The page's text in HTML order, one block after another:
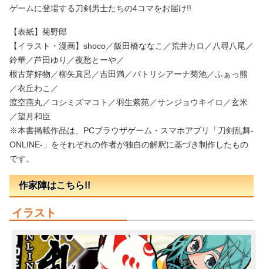
ゲームに登場する刀剣男士たちの4コマをお届け!!
【表紙】菊野郎
【イラスト・漫画】shoco／飯田橋ななこ／荒井カロ／八尋八尾／
鈴華／芦田ゆり／夜愁とーや／
根古芽好物／柳矢真呂／吉田満／パトリシアーナ菊池／ふぁっ熊
／衣丘わこ／
渡空燕丸／コシミズマコト／羽生紫苑／サンジョウキイロ／玄米
／望月和臣
※本書掲載作品は、PCブラウザゲーム・スマホアプリ「刀剣乱舞-
ONLINE-」をそれぞれの作者が独自の解釈に基づき制作したもの
です。
作家陣はこちら!!
イラスト